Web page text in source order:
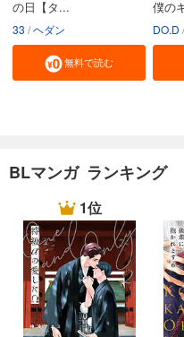
の日【タ...
33 ヘダン
無料で読む
僕の
DO.D
BLマンガ ランキング
1位